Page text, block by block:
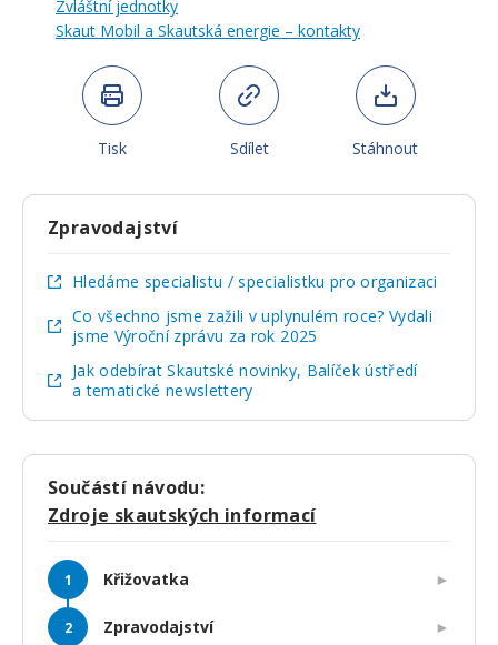
Zvláštní jednotky
Skaut Mobil a Skautská energie – kontakty
Tisk Sdílet Stáhnout
Zpravodajství
Hledáme specialistu / specialistku pro organizaci
Co všechno jsme zažili v uplynulém roce? Vydali
jsme Výroční zprávu za rok 2025
Jak odebírat Skautské novinky, Balíček ústředí
a tematické newslettery
Součástí návodu:
Zdroje skautských informací
Křižovatka
Zpravodajství